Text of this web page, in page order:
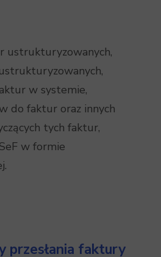
ustrukturyzowanych,
w systemie,
do faktur oraz innych
tych faktur,
w formie
przesłania faktury